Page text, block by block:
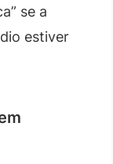
se a
estiver